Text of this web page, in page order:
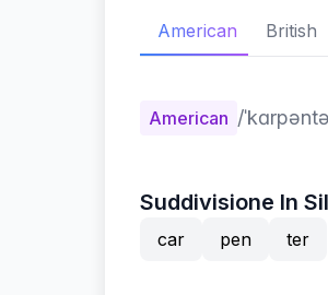
American British
American /
Suddivisione In
car pen ter